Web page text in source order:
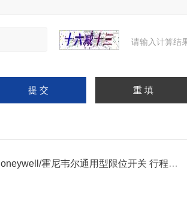
请输入计算结
霍尼韦尔通用型限位开关 行程开关